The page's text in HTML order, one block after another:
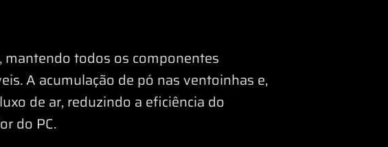
todos os componentes
A acumulação de pó nas ventoinhas e,
de ar, reduzindo a eficiência do
do PC.